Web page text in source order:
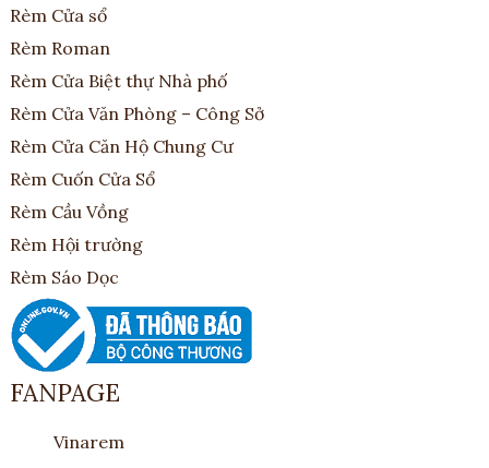
Rèm Cửa sổ
Rèm Roman
Rèm Cửa Biệt thự Nhà phố
Rèm Cửa Văn Phòng – Công Sở
Rèm Cửa Căn Hộ Chung Cư
Rèm Cuốn Cửa Sổ
Rèm Cầu Vồng
Rèm Hội trường
Rèm Sáo Dọc
FANPAGE
Vinarem